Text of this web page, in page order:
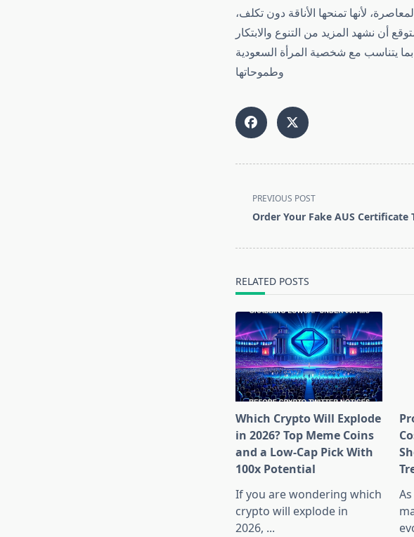
لأنها تمنحها الأناقة دون تكلف،
أن نشهد المزيد من التنوع والابتكار
يتناسب مع شخصية المرأة السعودية
وطموحاتها
class="nav-
subtitle
PREVIOUS POST
Order Your Fake AUS Certificate
RELATED POSTS
Which Crypto Will Explode
in 2026? Top Meme Coins
and a Low-Cap Pick With
100x Potential
If you are wondering which
crypto will explode in
2026, ...